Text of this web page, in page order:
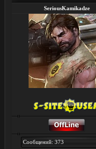
SeriousKamikadze
Сообщений: 373